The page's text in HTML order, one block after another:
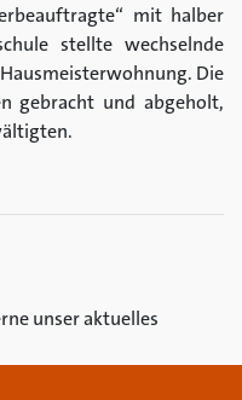
mit halber
stellte wechselnde
Die
gebracht und abgeholt,
unser aktuelles